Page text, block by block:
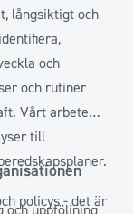
långsiktigt och
och
och rutiner
Vårt arbete
till
och uppföljning
policys - det är